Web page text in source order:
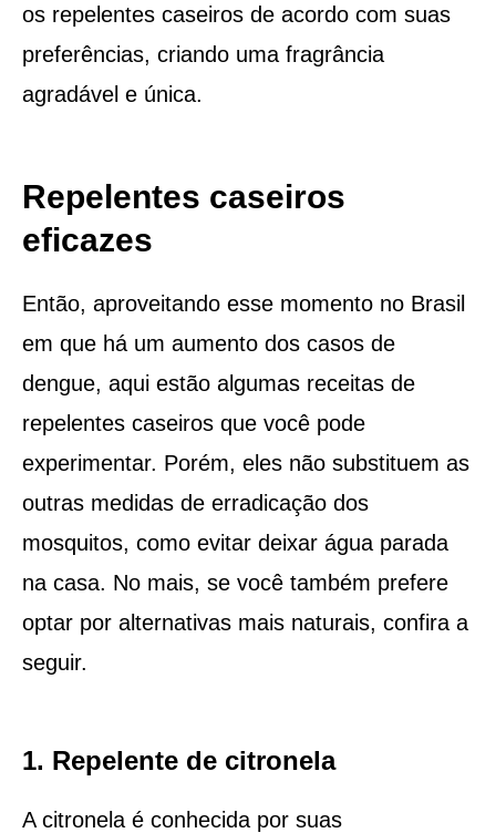
os repelentes caseiros de acordo com suas
preferências, criando uma fragrância
agradável e única.
Repelentes caseiros
eficazes
Então, aproveitando esse momento no Brasil
em que há um aumento dos casos de
dengue, aqui estão algumas receitas de
repelentes caseiros que você pode
experimentar. Porém, eles não substituem as
outras medidas de erradicação dos
mosquitos, como evitar deixar água parada
na casa. No mais, se você também prefere
optar por alternativas mais naturais, confira a
seguir.
1. Repelente de citronela
A citronela é conhecida por suas